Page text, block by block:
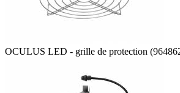
OCULUS LED - grille de protection